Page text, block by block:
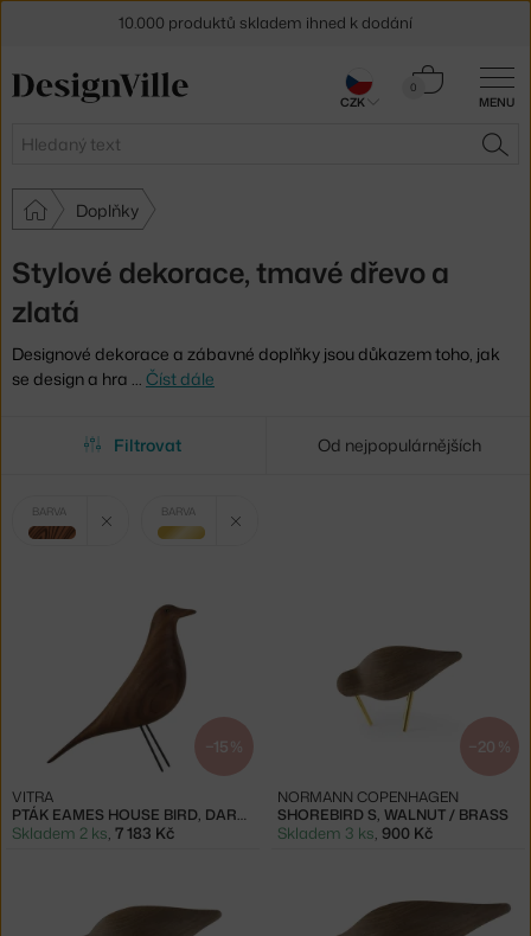
MENU
Hledat
0
Košík
Doplňky
Stylové dekorace, tmavé dřevo a
zlatá
Designové dekorace a zábavné doplňky jsou důkazem toho, jak
se design a hra … Číst dále
Filtrovat Od nejpopulárnějších
Vybrané
filtry:
BARVA
tmavé dřevo
BARVA
zlatá
−15 %
PTÁK EAMES HOUSE BIRD, DARK WALNUT
VITRA
Skladem 2 ks 7 183 Kč
−20 %
SHOREBIRD S, WALNUT / BRASS
NORMANN COPENHAGEN
Skladem 3 ks 900 Kč
10.000 produktů skladem ihned k dodání
30 dní na vrácení zbožíCZK